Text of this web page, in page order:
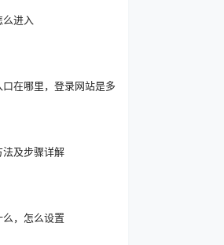
进入
在哪里，登录网站是多
及步骤详解
，怎么设置